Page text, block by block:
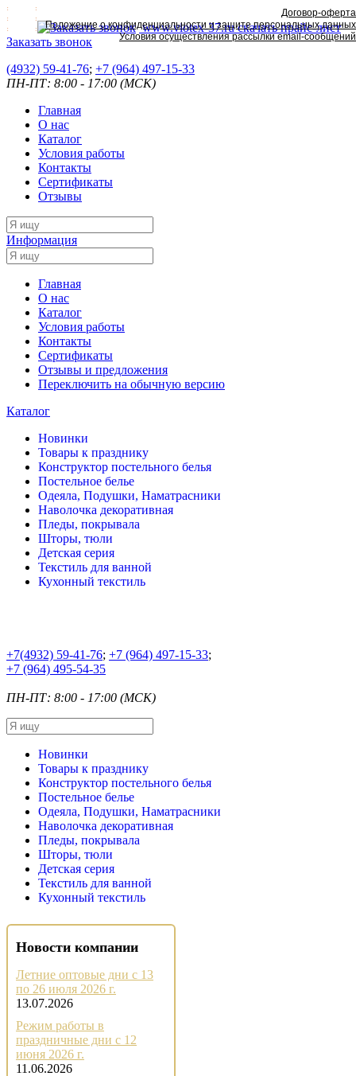
www.viotex-37.ruскачать прайс-лист
Заказать звонок
(4932) 59-41-76; +7 (964) 497-15-33
ПН-ПТ: 8:00 - 17:00 (МСК)
Главная
О нас
Каталог
Условия работы
Контакты
Сертификаты
Отзывы
Информация
Главная
О нас
Каталог
Условия работы
Контакты
Сертификаты
Отзывы и предложения
Переключить на обычную версию
Каталог
Новинки
Товары к празднику
Конструктор постельного белья
Постельное белье
Одеяла, Подушки, Наматрасники
Наволочка декоративная
Пледы, покрывала
Шторы, тюли
Детская серия
Текстиль для ванной
Кухонный текстиль
+7(4932) 59-41-76; +7 (964) 497-15-33;
+7 (964) 495-54-35
ПН-ПТ: 8:00 - 17:00 (МСК)
Новинки
Товары к празднику
Конструктор постельного белья
Постельное белье
Одеяла, Подушки, Наматрасники
Наволочка декоративная
Пледы, покрывала
Шторы, тюли
Детская серия
Текстиль для ванной
Кухонный текстиль
Новости компании
Летние оптовые дни с 13
по 26 июля 2026 г.
13.07.2026
Режим работы в
праздничные дни с 12
июня 2026 г.
11.06.2026
Договор-оферта
Положение о конфиденциальности и защите персональных данных
Условия осуществления рассылки email-сообщений